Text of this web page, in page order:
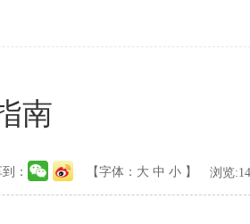
南
【字体： 大 中 小 】 浏览:
：